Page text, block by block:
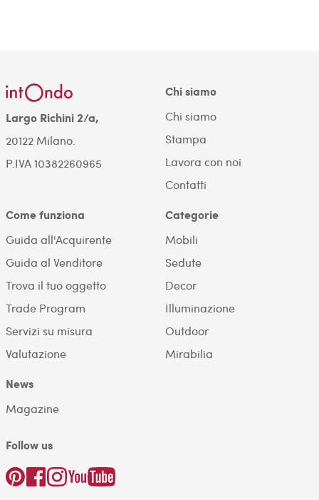
Largo Richini 2/a,
20122 Milano.
P.IVA 10382260965
Chi siamo
Chi siamo
Stampa
Lavora con noi
Contatti
Come funziona
Guida all'Acquirente
Guida al Venditore
Trova il tuo oggetto
Trade Program
Servizi su misura
Valutazione
Categorie
Mobili
Sedute
Decor
Illuminazione
Outdoor
Mirabilia
News
Magazine
Follow us